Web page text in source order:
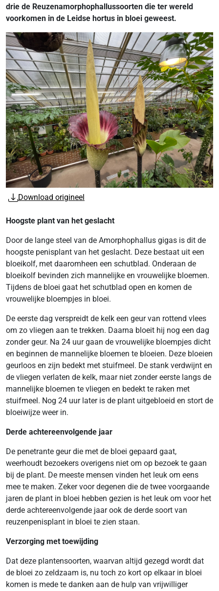
drie de Reuzenamorphophallussoorten die ter wereld
voorkomen in de Leidse hortus in bloei geweest.
Download origineel
Hoogste plant van het geslacht
Door de lange steel van de Amorphophallus gigas is dit de
hoogste penisplant van het geslacht. Deze bestaat uit een
bloeikolf, met daaromheen een schutblad. Onderaan de
bloeikolf bevinden zich mannelijke en vrouwelijke bloemen.
Tijdens de bloei gaat het schutblad open en komen de
vrouwelijke bloempjes in bloei.
De eerste dag verspreidt de kelk een geur van rottend vlees
om zo vliegen aan te trekken. Daarna bloeit hij nog een dag
zonder geur. Na 24 uur gaan de vrouwelijke bloempjes dicht
en beginnen de mannelijke bloemen te bloeien. Deze bloeien
geurloos en zijn bedekt met stuifmeel. De stank verdwijnt en
de vliegen verlaten de kelk, maar niet zonder eerste langs de
mannelijke bloemen te vliegen en bedekt te raken met
stuifmeel. Nog 24 uur later is de plant uitgebloeid en stort de
bloeiwijze weer in.
Derde achtereenvolgende jaar
De penetrante geur die met de bloei gepaard gaat,
weerhoudt bezoekers overigens niet om op bezoek te gaan
bij de plant. De meeste mensen vinden het leuk om eens
mee te maken. Zeker voor degenen die de twee voorgaande
jaren de plant in bloei hebben gezien is het leuk om voor het
derde achtereenvolgende jaar ook de derde soort van
reuzenpenisplant in bloei te zien staan.
Verzorging met toewijding
Dat deze plantensoorten, waarvan altijd gezegd wordt dat
de bloei zo zeldzaam is, nu toch zo kort op elkaar in bloei
komen is mede te danken aan de hulp van vrijwilliger